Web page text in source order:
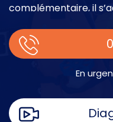
complémentaire, il
place.
En